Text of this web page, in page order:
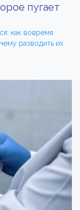
пугает
как вовремя
разводить их